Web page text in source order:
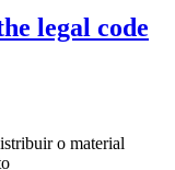
legal code
o material